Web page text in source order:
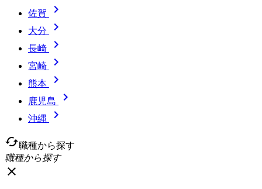
佐賀 
大分 
長崎 
宮崎 
熊本 
鹿児島 
沖縄

cached職種から探す
職種から探す
close